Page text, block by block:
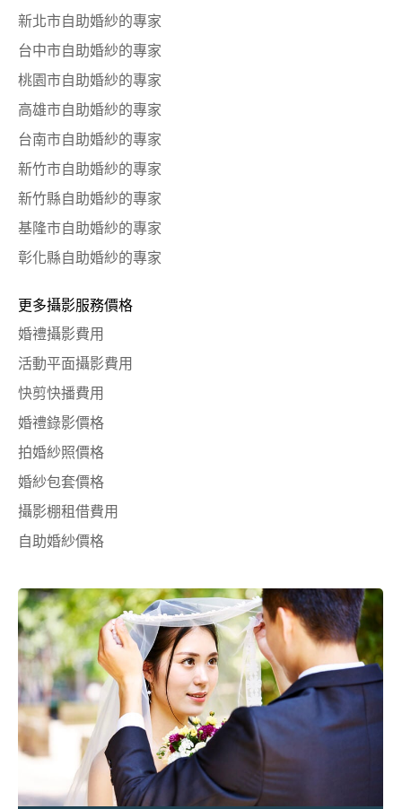
新北市自助婚紗的專家
台中市自助婚紗的專家
桃園市自助婚紗的專家
高雄市自助婚紗的專家
台南市自助婚紗的專家
新竹市自助婚紗的專家
新竹縣自助婚紗的專家
基隆市自助婚紗的專家
彰化縣自助婚紗的專家
更多攝影服務價格
婚禮攝影費用
活動平面攝影費用
快剪快播費用
婚禮錄影價格
拍婚紗照價格
婚紗包套價格
攝影棚租借費用
自助婚紗價格